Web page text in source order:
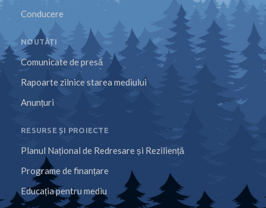
Conducere
NOUTĂȚI
Comunicate de presă
Rapoarte zilnice starea mediului
Anunțuri
RESURSE ȘI PROIECTE
Planul Național de Redresare și Reziliență
Programe de finanțare
Educația pentru mediu